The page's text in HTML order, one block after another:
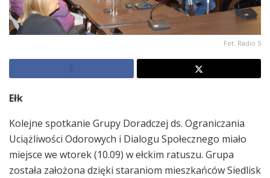
Fot. Radio 5
Ełk
Kolejne spotkanie Grupy Doradczej ds. Ograniczania
Uciążliwości Odorowych i Dialogu Społecznego miało
miejsce we wtorek (10.09) w ełckim ratuszu. Grupa
została założona dzięki staraniom mieszkańców Siedlisk